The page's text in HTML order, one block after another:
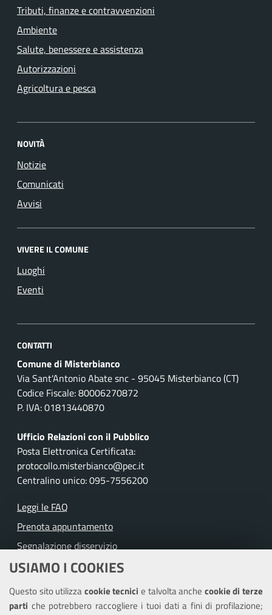
USIAMO I COOKIES
Questo sito utilizzacookie tecnicie talvolta anche cookie di terze
parti che potrebbero raccogliere i tuoi dati a fini di profilazione;
Tributi, finanze e contravvenzioni
Ambiente
Salute, benessere e assistenza
Autorizzazioni
Agricoltura e pesca
NOVITÀ
Notizie
Comunicati
Avvisi
VIVERE IL COMUNE
Luoghi
Eventi
CONTATTI
Comune di Misterbianco
Via Sant'Antonio Abate snc - 95045 Misterbianco (CT)
Codice Fiscale: 80006270872
P. IVA: 01813440870
Ufficio Relazioni con il Pubblico
Posta Elettronica Certificata:
protocollo.misterbianco@pec.it
Centralino unico: 095-7556200
Leggi le FAQ
Prenota appuntamento
Segnalazione disservizio
Richiesta assistenza
Amministrazione trasparente